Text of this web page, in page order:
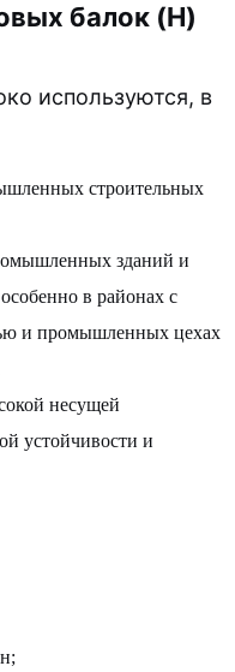
балок (H)
используются, в
строительных
зданий и
в районах с
и промышленных цехах
несущей
устойчивости и